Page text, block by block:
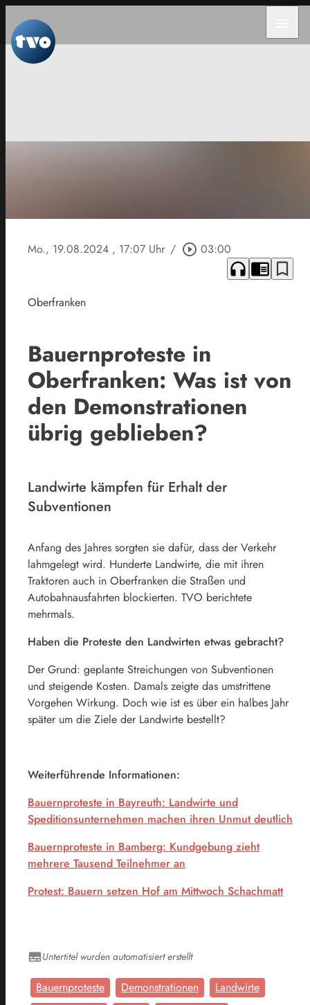
Mo., 19.08.2024 , 17:07 Uhr / play_circle_outline 03:00
headphones chrome_reader_mode bookmark_border
Oberfranken
Bauernproteste in
Oberfranken: Was ist von
den Demonstrationen
übrig geblieben?
Landwirte kämpfen für Erhalt der
Subventionen
Anfang des Jahres sorgten sie dafür, dass der Verkehr
lahmgelegt wird. Hunderte Landwirte, die mit ihren
Traktoren auch in Oberfranken die Straßen und
Autobahnausfahrten blockierten. TVO berichtete
mehrmals.
Haben die Proteste den Landwirten etwas gebracht?
Der Grund: geplante Streichungen von Subventionen
und steigende Kosten. Damals zeigte das umstrittene
Vorgehen Wirkung. Doch wie ist es über ein halbes Jahr
später um die Ziele der Landwirte bestellt?
Weiterführende Informationen:
Bauernproteste in Bayreuth: Landwirte und
Speditionsunternehmen machen ihren Unmut deutlich
Bauernproteste in Bamberg: Kundgebung zieht
mehrere Tausend Teilnehmer an
Protest: Bauern setzen Hof am Mittwoch Schachmatt
Untertitel wurden automatisiert erstellt
Bauernproteste Demonstrationen
Landwirte